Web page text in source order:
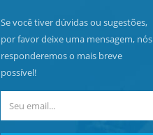
Se você tiver dúvidas ou sugestões,
por favor deixe uma mensagem, nós
responderemos o mais breve
possível!